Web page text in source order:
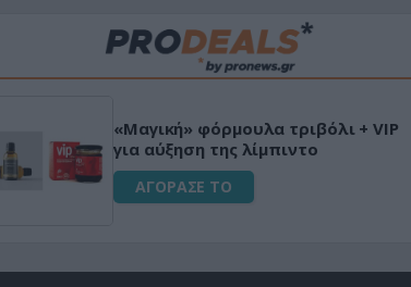
«Μαγική» φόρμουλα τριβόλι + VIP
για αύξηση της λίμπιντο
ΑΓΟΡΑΣΕ ΤΟ